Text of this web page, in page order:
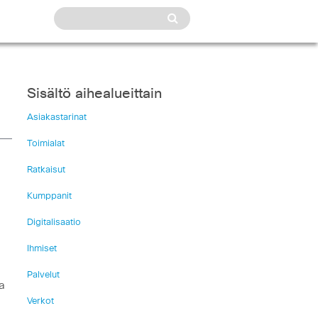
Sisältö aihealueittain
Asiakastarinat
Toimialat
Ratkaisut
Kumppanit
Digitalisaatio
Ihmiset
Palvelut
Verkot